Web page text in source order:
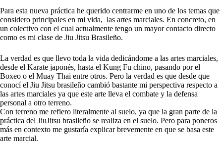
Para esta nueva práctica he querido centrarme en uno de los temas que
considero principales en mi vida, las artes marciales. En concreto, en
un colectivo con el cual actualmente tengo un mayor contacto directo
como es mi clase de Jiu Jitsu Brasileño.
La verdad es que llevo toda la vida dedicándome a las artes marciales,
desde el Karate japonés, hasta el Kung Fu chino, pasando por el
Boxeo o el Muay Thai entre otros. Pero la verdad es que desde que
conocí el Jiu Jitsu brasileño cambió bastante mi perspectiva respecto a
las artes marciales ya que este arte lleva el combate y la defensa
personal a otro terreno.
Con terreno me refiero literalmente al suelo, ya que la gran parte de la
práctica del JiuJitsu brasileño se realiza en el suelo. Pero para poneros
más en contexto me gustaría explicar brevemente en que se basa este
arte marcial.